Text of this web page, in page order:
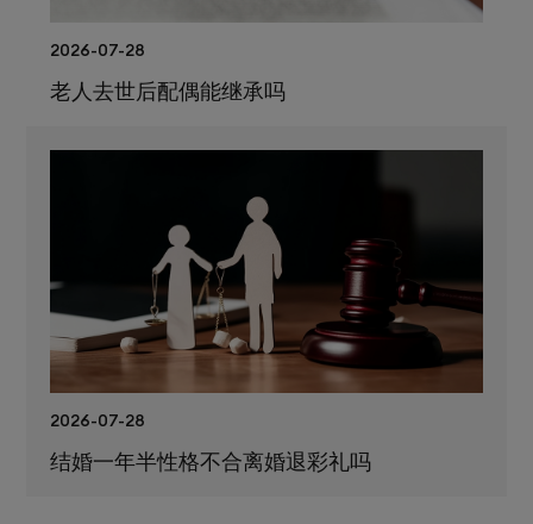
2026-07-28
老人去世后配偶能继承吗
2026-07-28
结婚一年半性格不合离婚退彩礼吗